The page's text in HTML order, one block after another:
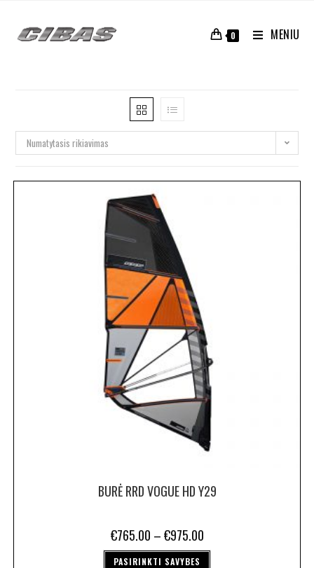
0 MENIU
Numatytasis rikiavimas
BURĖ RRD VOGUE HD Y29
€765.00 –€975.00
PASIRINKTI SAVYBES